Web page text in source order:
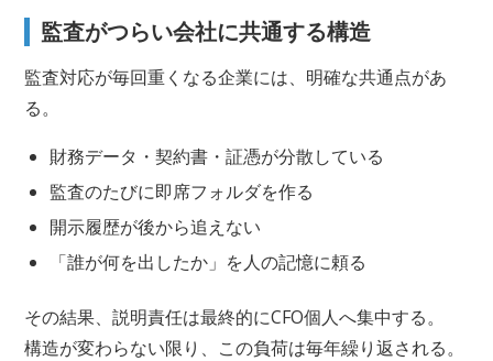
監査がつらい会社に共通する構造
監査対応が毎回重くなる企業には、明確な共通点があ
る。
財務データ・契約書・証憑が分散している
監査のたびに即席フォルダを作る
開示履歴が後から追えない
「誰が何を出したか」を人の記憶に頼る
その結果、説明責任は最終的にCFO個人へ集中する。
構造が変わらない限り、この負荷は毎年繰り返される。